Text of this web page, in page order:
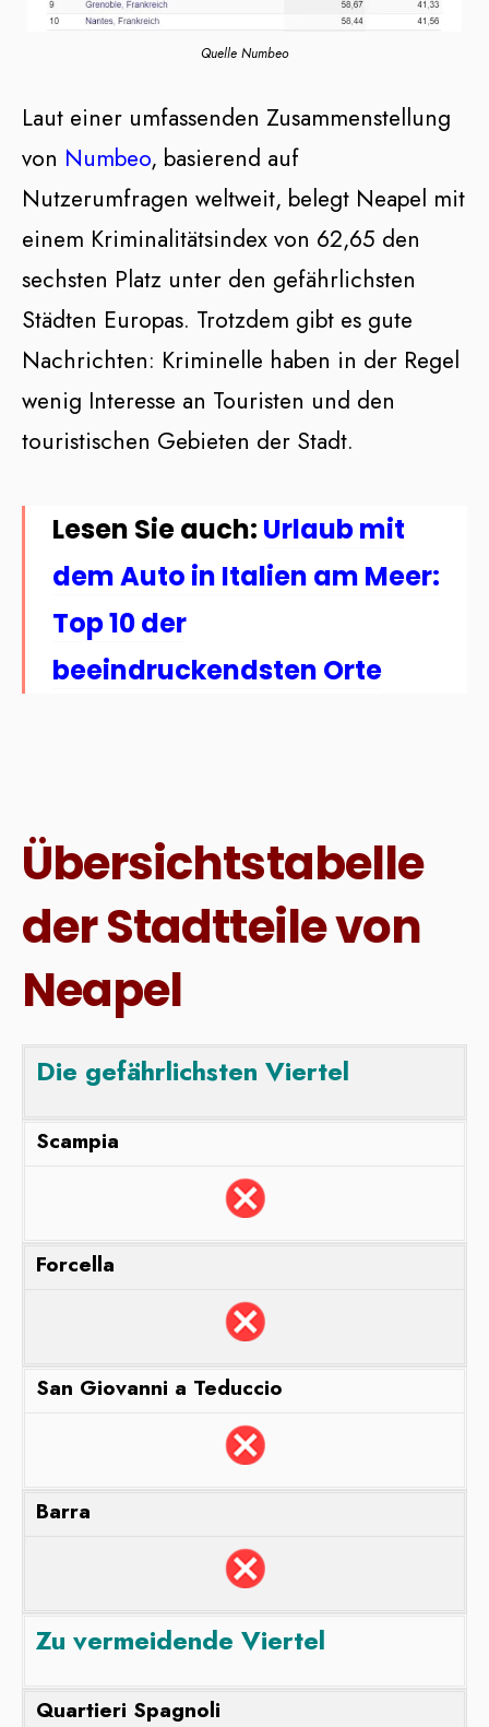
Quelle Numbeo
Laut einer umfassenden Zusammenstellung
von Numbeo, basierend auf
Nutzerumfragen weltweit, belegt Neapel mit
einem Kriminalitätsindex von 62,65 den
sechsten Platz unter den gefährlichsten
Städten Europas. Trotzdem gibt es gute
Nachrichten: Kriminelle haben in der Regel
wenig Interesse an Touristen und den
touristischen Gebieten der Stadt.
Lesen Sie auch: Urlaub mit
dem Auto in Italien am Meer:
Top 10 der
beeindruckendsten Orte
Übersichtstabelle
der Stadtteile von
Neapel
Die gefährlichsten Viertel
Scampia
Forcella
San Giovanni a Teduccio
Barra
Zu vermeidende Viertel
Quartieri Spagnoli